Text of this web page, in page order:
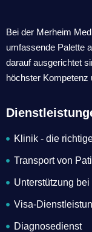
Bei der Merheim
umfassende Palette
darauf ausgerichtet
höchster Kompetenz
Klinik - die
Transport von
Unterstützung
Visa-
Diagnosedienst